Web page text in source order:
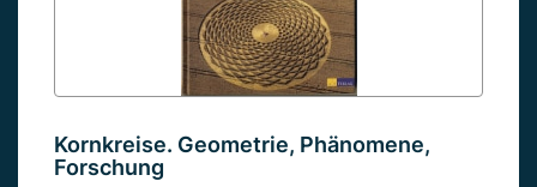
Kornkreise. Geometrie, Phänomene,
Forschung